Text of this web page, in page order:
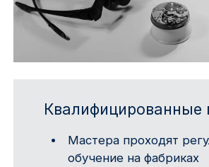
Квалифицированные
Мастера проходят
обучение на фабриках